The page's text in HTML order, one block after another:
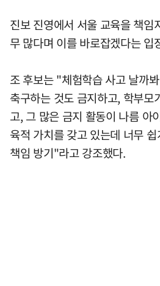
진보 진영에서 서울 교육을 책임
무 많다며 이를 바로잡겠다는 입
조 후보는 "체험학습 사고 날까
축구하는 것도 금지하고, 학부모
고, 그 많은 금지 활동이 나름 아
육적 가치를 갖고 있는데 너무
책임 방기"라고 강조했다.